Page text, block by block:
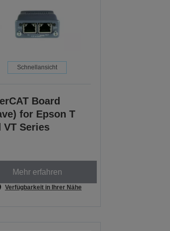
Schnellansicht
Board
for Epson T
VT Series
Mehr erfahren
Verfügbarkeit in Ihrer Nähe